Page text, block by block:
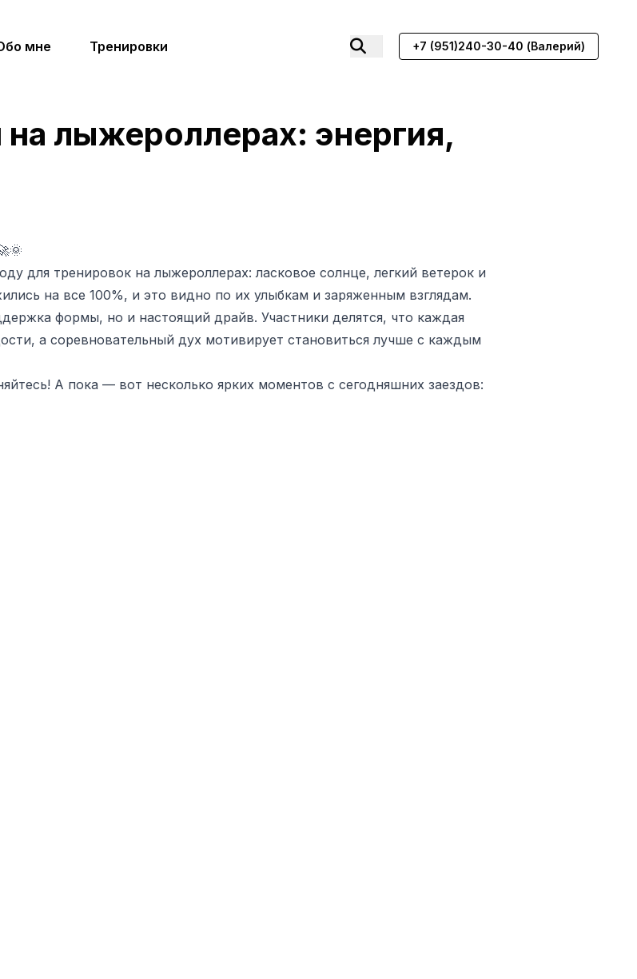
мне Тренировки +7 (951)240-30-40 (Валерий)
лыжероллерах: энергия,
для тренировок на лыжероллерах: ласковое солнце, легкий ветерок и
на все 100%, и это видно по их улыбкам и заряженным взглядам.
формы, но и настоящий драйв. Участники делятся, что каждая
а соревновательный дух мотивирует становиться лучше с каждым
А пока — вот несколько ярких моментов с сегодняшних заездов: